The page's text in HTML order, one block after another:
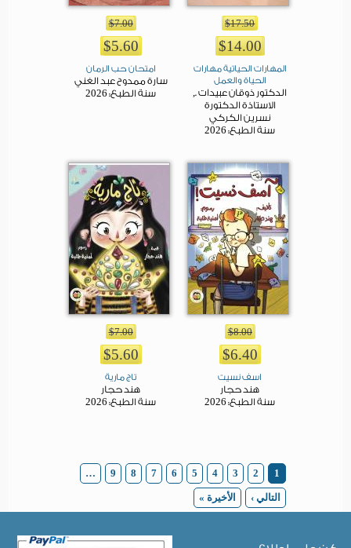
$17.50
$14.00
المهارات الحياتية مهارات
الحياة والعمل
الدكتور ذوقان عبيدات .,
الاستاذة الدكتورة
نسرين الكركي
سنة الطبع: 2026
$7.00
$5.60
امتحان حب الرمان
سارة ممدوح عبد الغني
سنة الطبع: 2026
$8.00
$6.40
اسف نسيت
هند حجار
سنة الطبع: 2026
$7.00
$5.60
تاج مارية
هند حجار
سنة الطبع: 2026
1
2
3
4
5
6
7
8
9
…
التالي › الأخيرة »